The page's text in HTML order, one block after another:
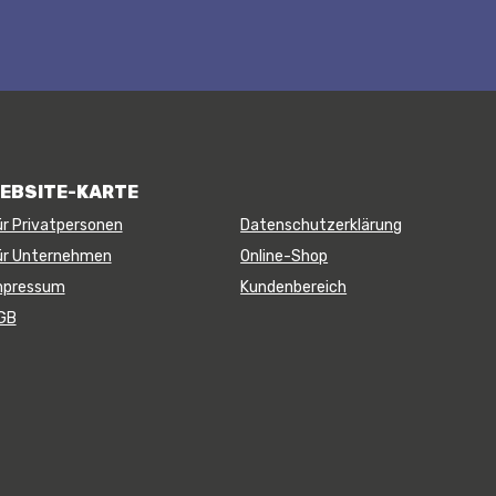
KARTE
Privatpersonen
Unternehmen
Datenschutzerklärung
Online-Shop
Kundenbereich